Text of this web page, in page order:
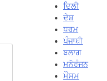
ਦਿਲੀ
ਦੇਸ਼
ਧਰਮ
ਪੰਜਾਬੀ
ਬਲਾਗ
ਮਨੋਰੰਜਨ
ਮੌਸਮ